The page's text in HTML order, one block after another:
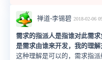
禅道-李锡碧 2018-02-06
需求的指派人是指谁对此需
是需求由谁来开发，我的理解
这种理解是可以的，需求指